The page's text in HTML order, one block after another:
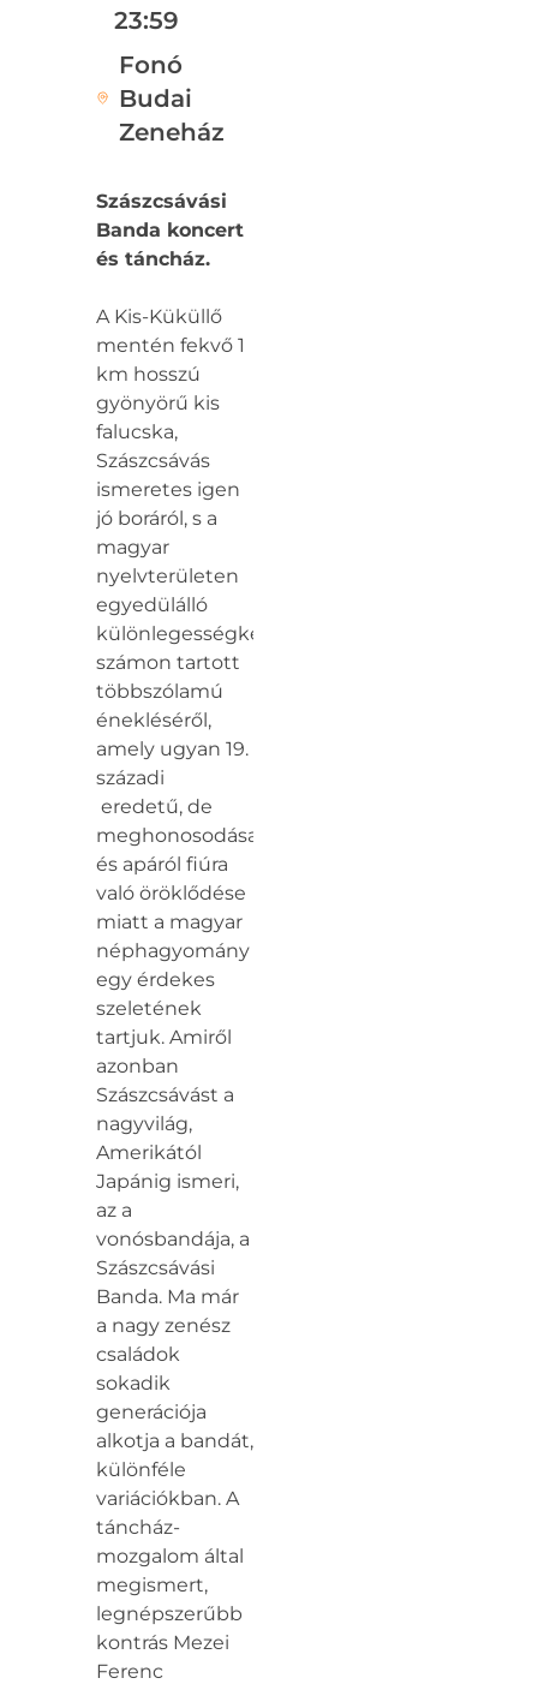
23:59
Fonó
Budai
Zeneház
Szászcsávási
Banda koncert
és táncház.
A Kis-Küküllő
mentén fekvő 1
km hosszú
gyönyörű kis
falucska,
Szászcsávás
ismeretes igen
jó boráról, s a
magyar
nyelvterületen
egyedülálló
különlegességként
számon tartott
többszólamú
énekléséről,
amely ugyan 19.
századi
eredetű, de
meghonosodása,
és apáról fiúra
való öröklődése
miatt a magyar
néphagyomány
egy érdekes
szeletének
tartjuk. Amiről
azonban
Szászcsávást a
nagyvilág,
Amerikától
Japánig ismeri,
az a
vonósbandája, a
Szászcsávási
Banda. Ma már
a nagy zenész
családok
sokadik
generációja
alkotja a bandát,
különféle
variációkban. A
táncház-
mozgalom által
megismert,
legnépszerűbb
kontrás Mezei
Ferenc